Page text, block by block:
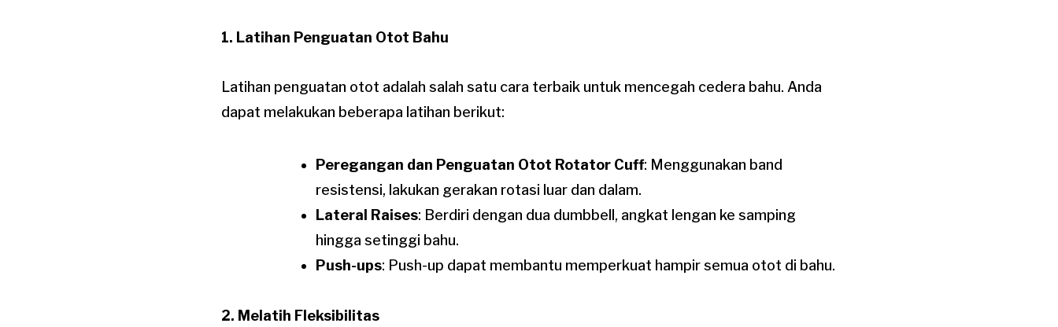
1. Latihan Penguatan Otot Bahu
Latihan penguatan otot adalah salah satu cara terbaik untuk mencegah cedera bahu. Anda
dapat melakukan beberapa latihan berikut:
Peregangan dan Penguatan Otot Rotator Cuff: Menggunakan band
resistensi, lakukan gerakan rotasi luar dan dalam.
Lateral Raises: Berdiri dengan dua dumbbell, angkat lengan ke samping
hingga setinggi bahu.
Push-ups: Push-up dapat membantu memperkuat hampir semua otot di bahu.
2. Melatih Fleksibilitas